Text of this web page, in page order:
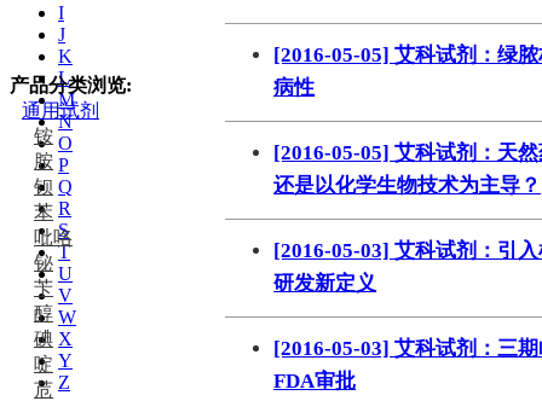
I
J
K
L
M
N
O
P
Q
R
S
T
U
V
W
X
Y
Z
产品分类浏览:
通用试剂
铵
胺
钡
苯
吡咯
铋
苄
醇
碘
啶
苊
[2016-05-05] 艾科试剂：绿
病性
[2016-05-05] 艾科试剂：天
还是以化学生物技术为主导？
[2016-05-03] 艾科试剂：引
研发新定义
[2016-05-03] 艾科试剂：三
FDA审批